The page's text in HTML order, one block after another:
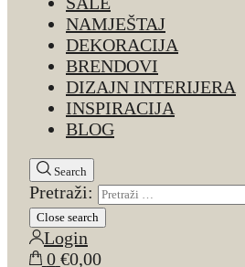
NAMJEŠTAJ
DEKORACIJA
BRENDOVI
DIZAJN INTERIJERA
INSPIRACIJA
BLOG
Search
Pretraži:
Close search
Login
0 €0,00